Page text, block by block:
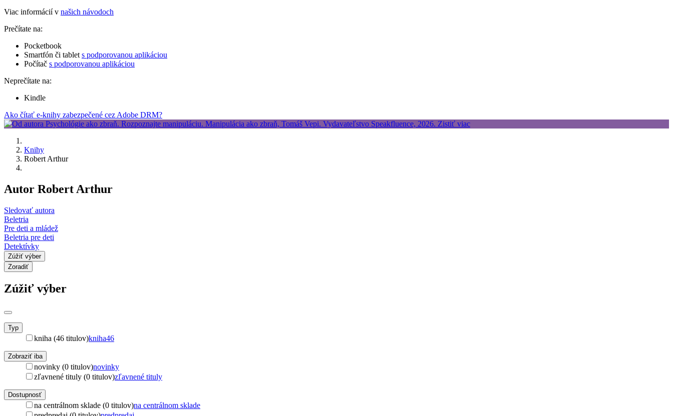
Viac informácií v našich návodoch
Prečítate na:
Pocketbook
Smartfón či tablet s podporovanou aplikáciou
Počítač s podporovanou aplikáciou
Neprečítate na:
Kindle
Ako čítať e-knihy zabezpečené cez Adobe DRM?
Knihy
Robert Arthur
Autor Robert Arthur
Sledovať autora
Beletria
Pre deti a mládež
Beletria pre deti
Detektívky
Zúžiť výber
Zoradiť
Zúžiť výber
Typ
kniha (46 titulov)kniha46
Zobraziť iba
novinky (0 titulov)novinky
zľavnené tituly (0 titulov)zľavnené tituly
Dostupnosť
na centrálnom sklade (0 titulov)na centrálnom sklade